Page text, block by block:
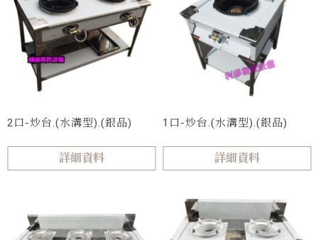
2口-炒台.(水溝型).(銀品)
詳細資料
1口-炒台.(水溝型).(銀品)
詳細資料